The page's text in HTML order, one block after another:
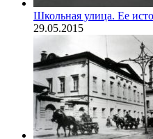
Школьная улица. Ее
29.05.2015